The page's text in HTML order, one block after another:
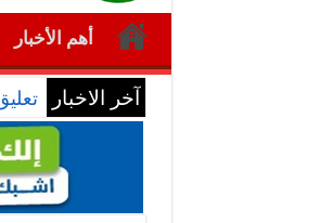
أهم الأخبار
آخر الاخبار تعليق: “فرص